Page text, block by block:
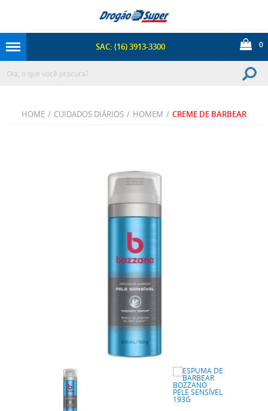
SAC: (16) 3913-3300 0
HOME / CUIDADOS DIÁRIOS / HOMEM / CREME DE BARBEAR